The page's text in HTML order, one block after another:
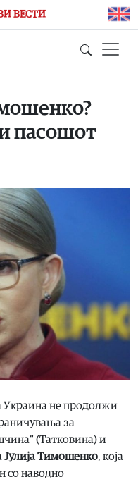
ВЕСТИ
пасошот
Украина не продолжи
за
(Татковина) и
Јулија Тимошенко, која
со наводно